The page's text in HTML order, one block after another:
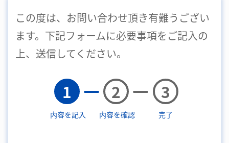
この度は、お問い合わせ頂き有難うござい
ます。下記フォームに必要事項をご記入の
上、送信してください。
1
内容を記入
2
内容を確認
3
完了